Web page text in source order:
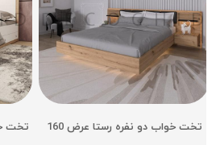
خواب دو نفره رستا عرض 160